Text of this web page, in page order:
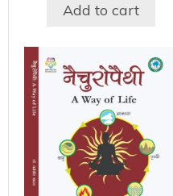
Add to cart